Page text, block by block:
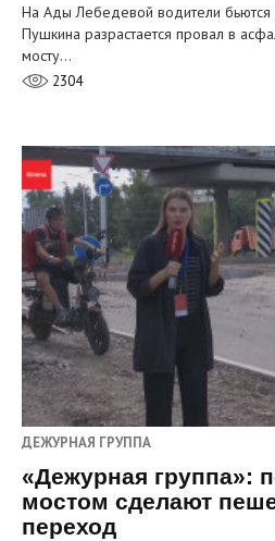
На Ады Лебедевой водители
Пушкина разрастается провал в
мосту…
2304
ДЕЖУРНАЯ ГРУППА
«Дежурная группа»:
мостом сделают
переход